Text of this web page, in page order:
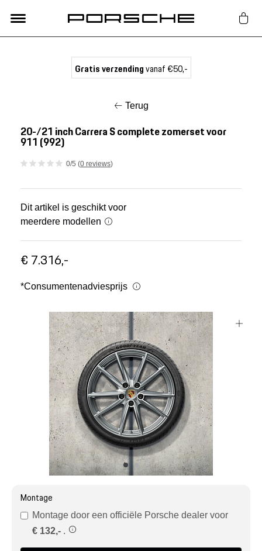
Nieuw
Mijn account
Meer Porsche
Porsche informatie
Gratis verzendingvanaf €50,-
Terug
20-/21 inch Carrera S complete zomerset voor
911 (992)
0/5 (0 reviews)
Dit artikel is geschikt voor
meerdere modellen
€ 7.316,-
*Consumentenadviesprijs
Montage
Montage door een officiële Porsche dealer voor
€ 132,- .